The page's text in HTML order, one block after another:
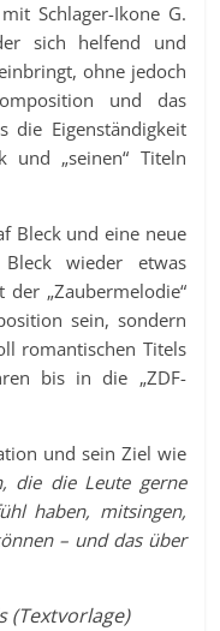
Schlager-Ikone G.
sich helfend und
ohne jedoch
und das
die Eigenständigkeit
und „seinen“ Titeln
Bleck und eine neue
wieder etwas
der „Zaubermelodie“
sein, sondern
romantischen Titels
bis in die „ZDF-
und sein Ziel wie
die die Leute gerne
haben, mitsingen,
– und das über
(Textvorlage)